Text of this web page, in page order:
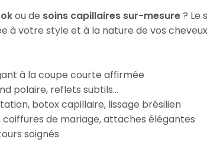
ou de soins capillaires sur-mesure? Le
à votre style et à la nature de vos
à la coupe courte affirmée
polaire, reflets subtils…
botox capillaire, lissage brésilien
coiffures de mariage, attaches élégantes
soignés